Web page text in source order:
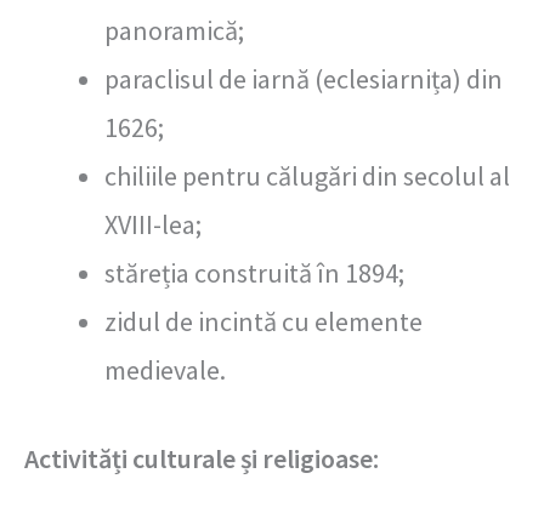
panoramică;
paraclisul de iarnă (eclesiarnița) din
1626;
chiliile pentru călugări din secolul al
XVIII-lea;
stăreția construită în 1894;
zidul de incintă cu elemente
medievale.
Activități culturale și religioase: